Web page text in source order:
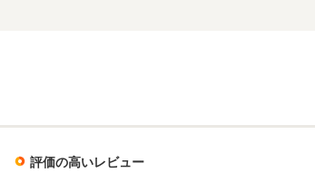
評価の高いレビュー